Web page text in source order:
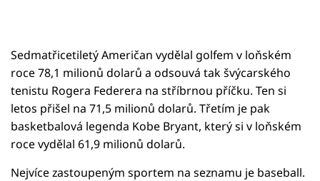
Sedmatřicetiletý Američan vydělal golfem v loňském
roce 78,1 milionů dolarů a odsouvá tak švýcarského
tenistu Rogera Federera na stříbrnou příčku. Ten si
letos přišel na 71,5 milionů dolarů. Třetím je pak
basketbalová legenda Kobe Bryant, který si v loňském
roce vydělal 61,9 milionů dolarů.
Nejvíce zastoupeným sportem na seznamu je baseball.